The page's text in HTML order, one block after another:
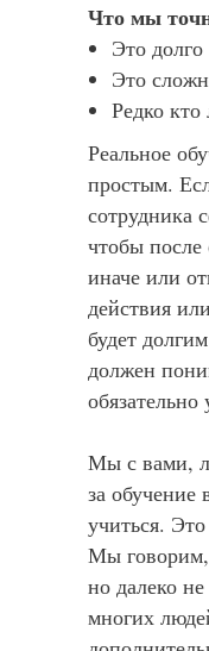
Что мы
Это долго
Это
Редко
Реальное
простым.
сотрудника
чтобы после
иначе или
действия
будет
должен
обязательно
Мы с вами,
за
учиться.
Мы говорим,
но далеко
многих